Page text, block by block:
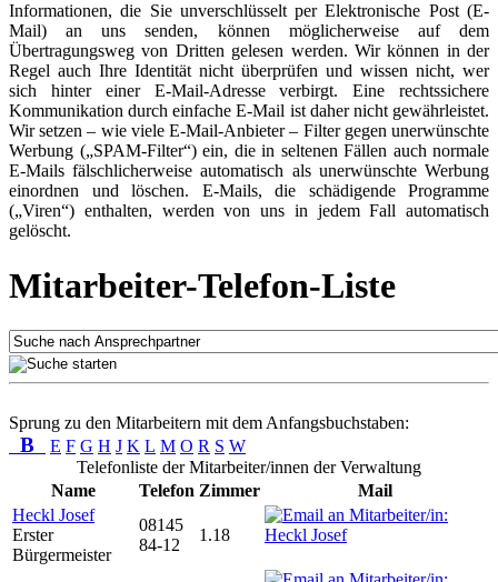
Informationen, die Sie unverschlüsselt per Elektronische Post (E-
Mail) an uns senden, können möglicherweise auf dem
Übertragungsweg von Dritten gelesen werden. Wir können in der
Regel auch Ihre Identität nicht überprüfen und wissen nicht, wer
sich hinter einer E-Mail-Adresse verbirgt. Eine rechtssichere
Kommunikation durch einfache E-Mail ist daher nicht gewährleistet.
Wir setzen – wie viele E-Mail-Anbieter – Filter gegen unerwünschte
Werbung („SPAM-Filter“) ein, die in seltenen Fällen auch normale
E-Mails fälschlicherweise automatisch als unerwünschte Werbung
einordnen und löschen. E-Mails, die schädigende Programme
(„Viren“) enthalten, werden von uns in jedem Fall automatisch
gelöscht.
Mitarbeiter-Telefon-Liste
Sprung zu den Mitarbeitern mit dem Anfangsbuchstaben:
B E F G H J K L M O R S W
Telefonliste der Mitarbeiter/innen der Verwaltung
Name
Telefon Zimmer
Mail
Heckl Josef
Erster
Bürgermeister
08145
84-12
1.18